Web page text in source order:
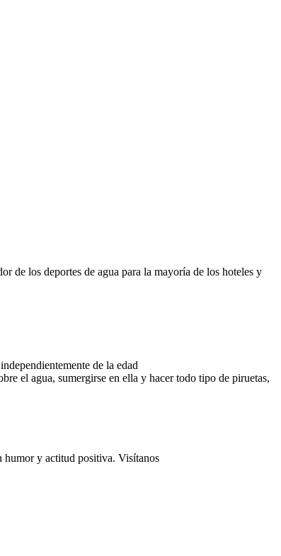
de los deportes de agua para la mayoría de los hoteles y
de la edad
el agua, sumergirse en ella y hacer todo tipo de piruetas,
humor y actitud positiva. Visítanos